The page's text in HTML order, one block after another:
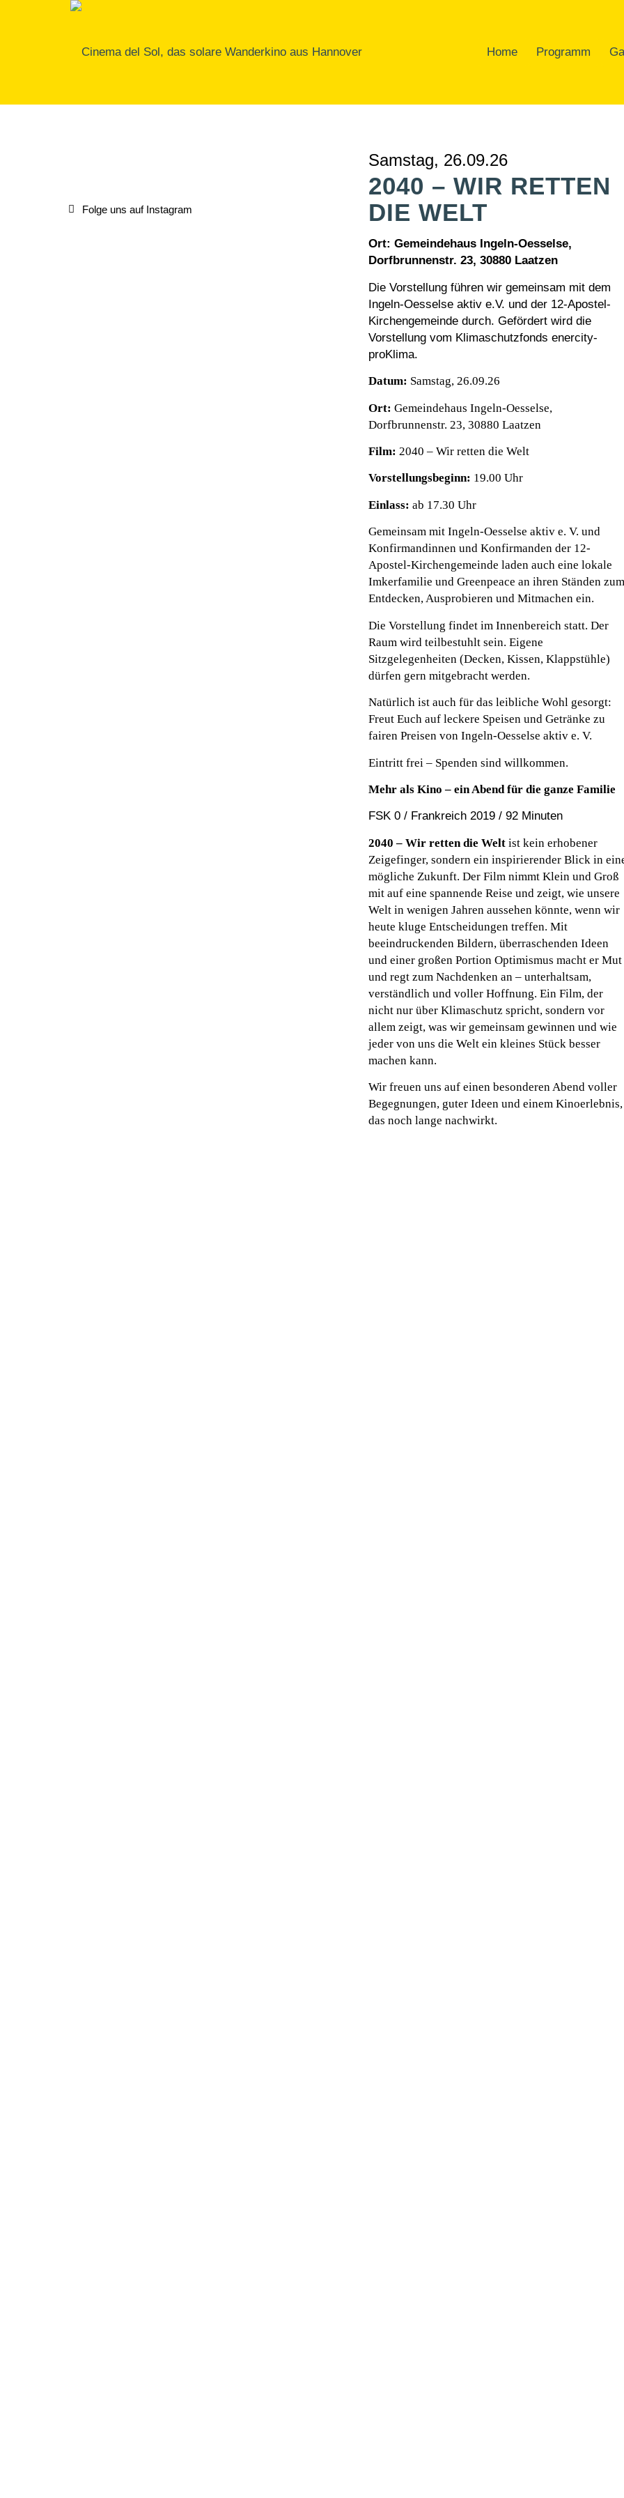
Home Programm
Folge uns auf Instagram
Samstag, 26.09.26
2040 – WIR RETTEN
DIE WELT
Ort: Gemeindehaus Ingeln-Oesselse,
Dorfbrunnenstr. 23, 30880 Laatzen
Die Vorstellung führen wir gemeinsam mit dem
Ingeln-Oesselse aktiv e.V. und der 12-Apostel-
Kirchengemeinde durch. Gefördert wird die
Vorstellung vom Klimaschutzfonds enercity-
proKlima.
Datum: Samstag, 26.09.26
Ort: Gemeindehaus Ingeln-Oesselse,
Dorfbrunnenstr. 23, 30880 Laatzen
Film: 2040 – Wir retten die Welt
Vorstellungsbeginn: 19.00 Uhr
Einlass: ab 17.30 Uhr
Gemeinsam mit Ingeln-Oesselse aktiv e. V. und
Konfirmandinnen und Konfirmanden der 12-
Apostel-Kirchengemeinde laden auch eine lokale
Imkerfamilie und Greenpeace an ihren Ständen zum
Entdecken, Ausprobieren und Mitmachen ein.
Die Vorstellung findet im Innenbereich statt. Der
Raum wird teilbestuhlt sein. Eigene
Sitzgelegenheiten (Decken, Kissen, Klappstühle)
dürfen gern mitgebracht werden.
Natürlich ist auch für das leibliche Wohl gesorgt:
Freut Euch auf leckere Speisen und Getränke zu
fairen Preisen von Ingeln-Oesselse aktiv e. V.
Eintritt frei – Spenden sind willkommen.
Mehr als Kino – ein Abend für die ganze Familie
FSK 0 / Frankreich 2019 / 92 Minuten
2040 – Wir retten die Weltist kein erhobener
Zeigefinger, sondern ein inspirierender Blick in
mögliche Zukunft. Der Film nimmt Klein und Groß
mit auf eine spannende Reise und zeigt, wie unsere
Welt in wenigen Jahren aussehen könnte, wenn wir
heute kluge Entscheidungen treffen. Mit
beeindruckenden Bildern, überraschenden Ideen
und einer großen Portion Optimismus macht er Mut
und regt zum Nachdenken an – unterhaltsam,
verständlich und voller Hoffnung. Ein Film, der
nicht nur über Klimaschutz spricht, sondern vor
allem zeigt, was wir gemeinsam gewinnen und wie
jeder von uns die Welt ein kleines Stück besser
machen kann.
Wir freuen uns auf einen besonderen Abend voller
Begegnungen, guter Ideen und einem Kinoerlebnis,
das noch lange nachwirkt.